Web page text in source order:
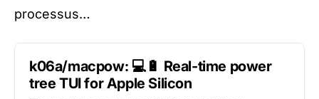
processus…
k06a/macpow: 💻🔋 Real-time power
tree TUI for Apple Silicon